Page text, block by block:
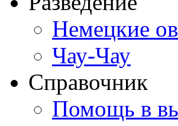
Немецкие
Чау-Чау
Справочник
Помощь в